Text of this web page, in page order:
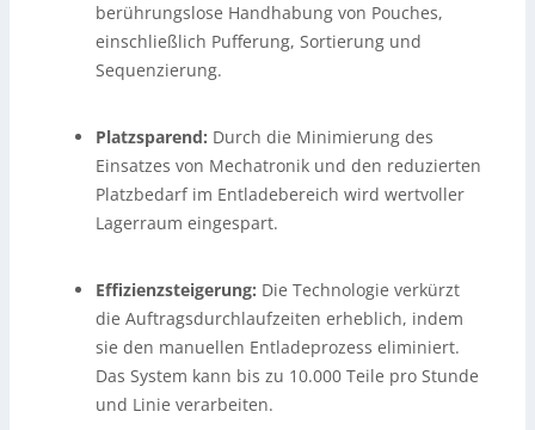
berührungslose Handhabung von Pouches,
einschließlich Pufferung, Sortierung und
Sequenzierung.
Platzsparend: Durch die Minimierung des
Einsatzes von Mechatronik und den reduzierten
Platzbedarf im Entladebereich wird wertvoller
Lagerraum eingespart.
Effizienzsteigerung: Die Technologie verkürzt
die Auftragsdurchlaufzeiten erheblich, indem
sie den manuellen Entladeprozess eliminiert.
Das System kann bis zu 10.000 Teile pro Stunde
und Linie verarbeiten.